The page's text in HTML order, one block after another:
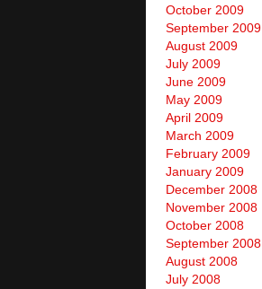
October 2009
September 2009
August 2009
July 2009
June 2009
May 2009
April 2009
March 2009
February 2009
January 2009
December 2008
November 2008
October 2008
September 2008
August 2008
July 2008